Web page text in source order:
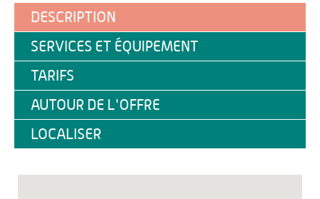
DESCRIPTION
SERVICES ET ÉQUIPEMENT
TARIFS
AUTOUR DE L'OFFRE
LOCALISER